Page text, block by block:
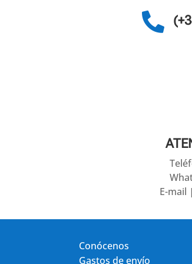

E-mail
Conócenos
Gastos de envío